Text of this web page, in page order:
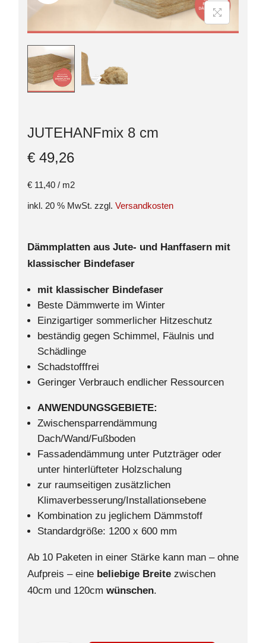
JUTEHANFmix 8 cm
€ 49,26
€ 11,40 / m2
inkl. 20 % MwSt. zzgl. Versandkosten
Dämmplatten aus Jute- und Hanffasern mit
klassischer Bindefaser
mit klassischer Bindefaser
Beste Dämmwerte im Winter
Einzigartiger sommerlicher Hitzeschutz
beständig gegen Schimmel, Fäulnis und
Schädlinge
Schadstofffrei
Geringer Verbrauch endlicher Ressourcen
ANWENDUNGSGEBIETE:
Zwischensparrendämmung
Dach/Wand/Fußboden
Fassadendämmung unter Putzträger oder
unter hinterlüfteter Holzschalung
zur raumseitigen zusätzlichen
Klimaverbesserung/Installationsebene
Kombination zu jeglichem Dämmstoff
Standardgröße: 1200 x 600 mm
Ab 10 Paketen in einer Stärke kann man – ohne
Aufpreis – eine beliebige Breite zwischen
40cm und 120cm wünschen.